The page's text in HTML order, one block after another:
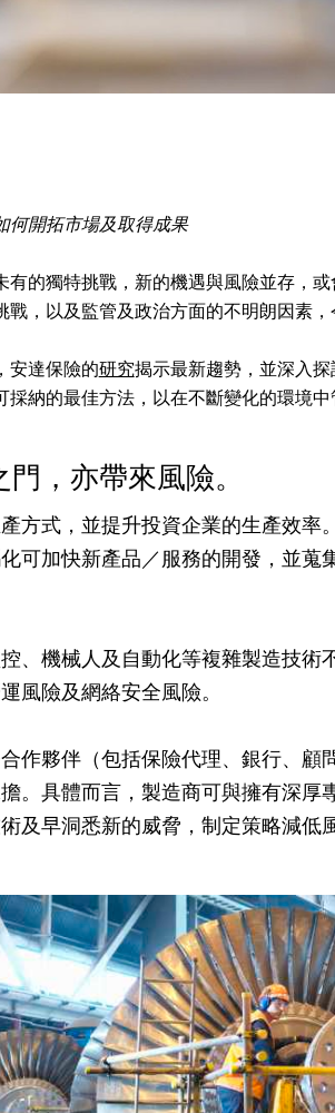
何開拓市場及取得成果
有的獨特挑戰，新的機遇與風險並存，
戰，以及監管及政治方面的不明朗因素，
安達保險的研究揭示最新趨勢，並深入
納的最佳方法，以在不斷變化的環境中
，亦帶來風險。
方式，並提升投資企業的生產效率
可加快新產品／服務的開發，並蒐
、機械人及自動化等複雜製造技術
風險及網絡安全風險。
作夥伴（包括保險代理、銀行、顧
。具體而言，製造商可與擁有深厚
及早洞悉新的威脅，制定策略減低